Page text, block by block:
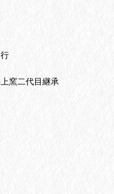
窯二代目継承